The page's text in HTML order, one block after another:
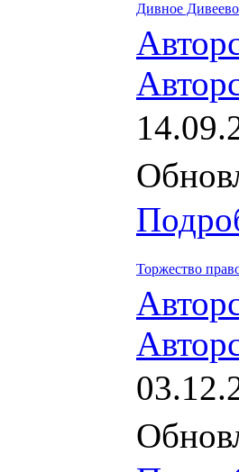
Дивное
Торжество